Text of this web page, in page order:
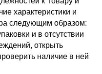
характеристики и
следующим образом:
и в отсутствии
открыть
наличие в ней